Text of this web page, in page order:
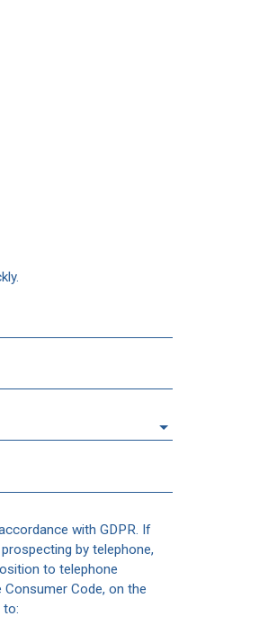
with GDPR. If
by telephone,
to telephone
Code, on the
to: